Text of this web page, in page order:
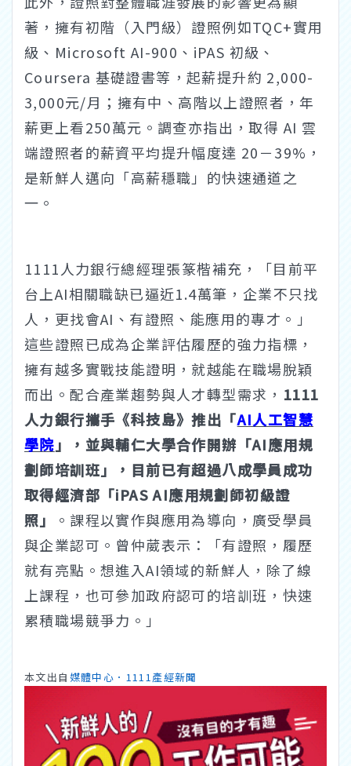
著，擁有初階（入門級）證照例如TQC+實用
級、Microsoft AI-900、iPAS 初級、
Coursera 基礎證書等，起薪提升約 2,000-
3,000元/月；擁有中、高階以上證照者，年
薪更上看250萬元。調查亦指出，取得 AI 雲
端證照者的薪資平均提升幅度達 20－39%，
是新鮮人邁向「高薪穩職」的快速通道之
一。
1111人力銀行總經理張篆楷補充，「目前平
台上AI相關職缺已逼近1.4萬筆，企業不只找
人，更找會AI、有證照、能應用的專才。」
這些證照已成為企業評估履歷的強力指標，
擁有越多實戰技能證明，就越能在職場脫穎
而出。配合產業趨勢與人才轉型需求， 1111
人力銀行攜手《科技島》推出「AI人工智慧
學院」，並與輔仁大學合作開辦「AI應用規
劃師培訓班」，目前已有超過八成學員成功
取得經濟部「iPAS AI應用規劃師初級證
照」
。課程以實作與應用為導向，廣受學員
與企業認可。曾仲葳表示：「有證照，履歷
就有亮點。想進入AI領域的新鮮人，除了線
上課程，也可參加政府認可的培訓班，快速
累積職場競爭力。」
本文出自 媒體中心．1111產經新聞